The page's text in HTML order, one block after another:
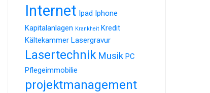
Internet Ipad Iphone
Kapitalanlagen Krankheit Kredit
Kältekammer Lasergravur
Lasertechnik Musik PC
Pflegeimmobilie
projektmanagement